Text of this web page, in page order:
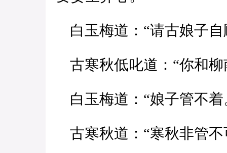
白玉梅道：“请古娘子自
古寒秋低叱道：“你和柳
白玉梅道：“娘子管不着
古寒秋道：“寒秋非管不